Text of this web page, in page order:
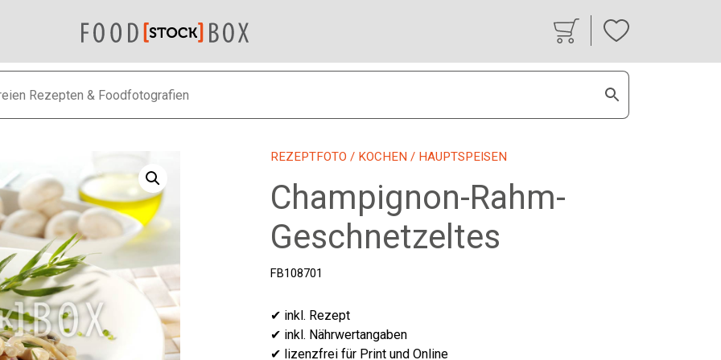
REZEPTFOTO / KOCHEN / HAUPTSPEISEN
Champignon-Rahm-
Geschnetzeltes
FB108701
✔ inkl. Rezept
✔ inkl. Nährwertangaben
✔ lizenzfrei für Print und Online